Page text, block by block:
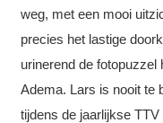
weg, met een mooi
precies het lastige
urinerend de fotopuzzel
Adema. Lars is nooit te
tijdens de jaarlijkse